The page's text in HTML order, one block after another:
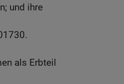
und ihre
als Erbteil